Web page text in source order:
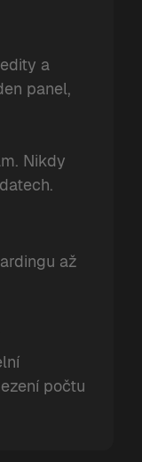
a
panel,
Nikdy
až
počtu